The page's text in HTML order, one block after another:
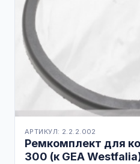
АРТИКУЛ: 2.2.2.002
Ремкомплект для
300 (к GEA